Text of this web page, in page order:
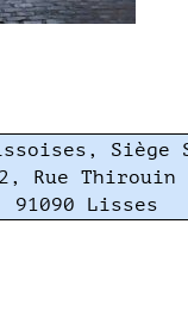
Siège
2, Rue Thirouin
91090 Lisses